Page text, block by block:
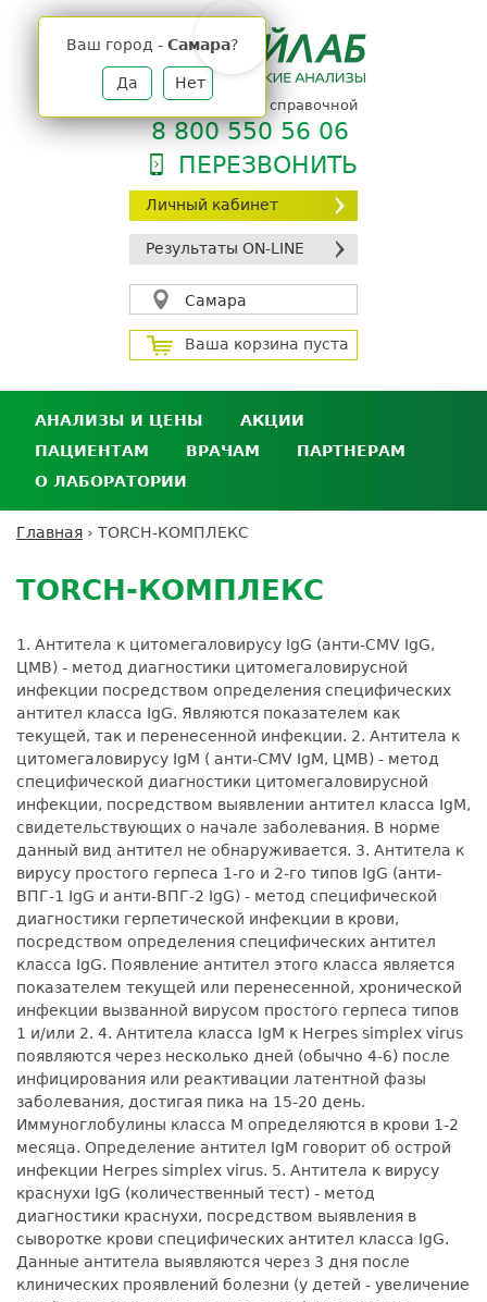
Личный кабинет
Результаты ON-LINE
Самара
Ваш город - Самара?
Да Нет
Ваша корзина пуста
телефон единой справочной
8 800 550 56 06
ПЕРЕЗВОНИТЬ
АНАЛИЗЫ И ЦЕНЫ
Анализы и цены
Где сдать анализы
Выезд на дом
Расшифровка анализов
АКЦИИ
ПАЦИЕНТАМ
Личный кабинет пациента
Дисконтная программа
Обратная связь
безопасности пациентов
Налоговый вычет
ВРАЧАМ
Сотрудничество
лабораторию
ПАРТНЕРАМ
кабинет
Экскурсия в
О ЛАБОРАТОРИИ
Вакансии
здесь
Главная › TORCH-КОМПЛЕКС
to
top
TORCH-КОМПЛЕКС
1. Антитела к цитомегаловирусу IgG (анти-CMV IgG,
ЦМВ) - метод диагностики цитомегаловирусной
инфекции посредством определения специфических
антител класса IgG. Являются показателем как
текущей, так и перенесенной инфекции. 2. Антитела к
цитомегаловирусу IgM ( анти-CMV IgM, ЦМВ) - метод
специфической диагностики цитомегаловирусной
инфекции, посредством выявлении антител класса IgM,
свидетельствующих о начале заболевания. В норме
данный вид антител не обнаруживается. 3. Антитела к
вирусу простого герпеса 1-го и 2-го типов IgG (анти-
ВПГ-1 IgG и анти-ВПГ-2 IgG) - метод специфической
диагностики герпетической инфекции в крови,
посредством определения специфических антител
класса IgG. Появление антител этого класса является
показателем текущей или перенесенной, хронической
инфекции вызванной вирусом простого герпеса типов
1 и/или 2. 4. Антитела класса IgM к Herpes simplex virus
появляются через несколько дней (обычно 4-6) после
инфицирования или реактивации латентной фазы
заболевания, достигая пика на 15-20 день.
Иммуноглобулины класса М определяются в крови 1-2
месяца. Определение антител IgM говорит об острой
инфекции Herpes simplex virus. 5. Антитела к вирусу
краснухи IgG (количественный тест) - метод
диагностики краснухи, посредством выявления в
сыворотке крови специфических антител класса IgG.
Данные антитела выявляются через 3 дня после
клинических проявлений болезни (у детей - увеличение